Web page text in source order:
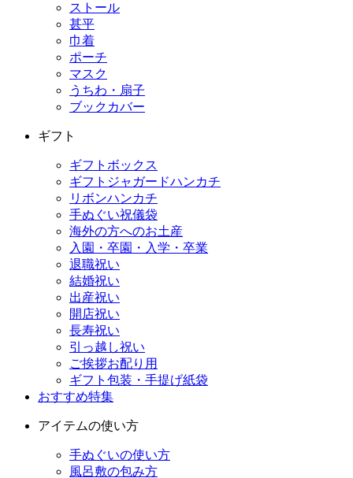
ストール
甚平
巾着
ポーチ
マスク
うちわ・扇子
ブックカバー
ギフト
ギフトボックス
ギフトジャガードハンカチ
リボンハンカチ
手ぬぐい祝儀袋
海外の方へのお土産
入園・卒園・入学・卒業
退職祝い
結婚祝い
出産祝い
開店祝い
長寿祝い
引っ越し祝い
ご挨拶お配り用
ギフト包装・手提げ紙袋
おすすめ特集
アイテムの使い方
手ぬぐいの使い方
風呂敷の包み方